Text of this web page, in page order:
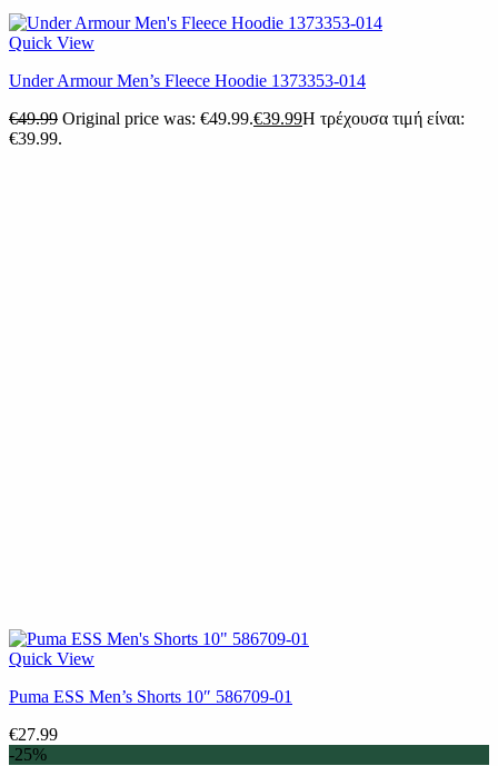
Quick View
Under Armour Men’s Fleece Hoodie 1373353-014
€49.99 Original price was: €49.99.€39.99Η τρέχουσα τιμή είναι:
€39.99.
Quick View
Puma ESS Men’s Shorts 10″ 586709-01
€27.99
-25%